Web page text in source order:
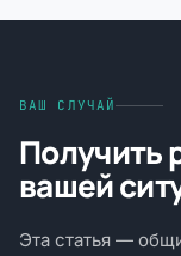
ВАШ СЛУЧАЙ
Получить
вашей
Эта статья —